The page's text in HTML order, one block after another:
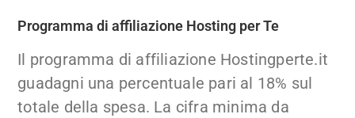
Programma di affiliazione Hosting per Te
Il programma di affiliazione Hostingperte.it
guadagni una percentuale pari al 18% sul
totale della spesa. La cifra minima da